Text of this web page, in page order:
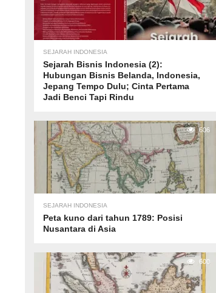
SEJARAH INDONESIA
Sejarah Bisnis Indonesia (2):
Hubungan Bisnis Belanda, Indonesia,
Jepang Tempo Dulu; Cinta Pertama
Jadi Benci Tapi Rindu
606
SEJARAH INDONESIA
Peta kuno dari tahun 1789: Posisi
Nusantara di Asia
600